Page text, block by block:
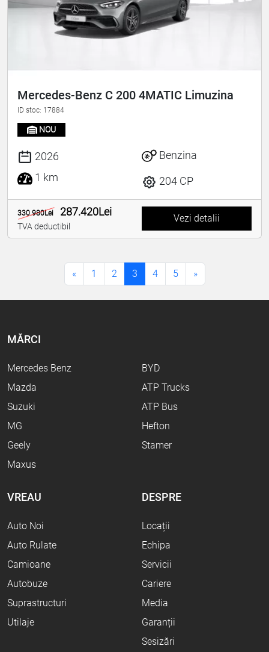
Mercedes-Benz C 200 4MATIC Limuzina
ID stoc: 17884
NOU
2026
1 km
Benzina
204 CP
330.980Lei 287.420Lei
TVA deductibil
Vezi detalii
« 1 2 3 4 5 »
MĂRCI
Mercedes Benz
Mazda
Suzuki
MG
Geely
Maxus
BYD
ATP Trucks
ATP Bus
Hefton
Stamer
VREAU
Auto Noi
Auto Rulate
Camioane
Autobuze
Suprastructuri
Utilaje
DESPRE
Locații
Echipa
Servicii
Cariere
Media
Garanții
Sesizări